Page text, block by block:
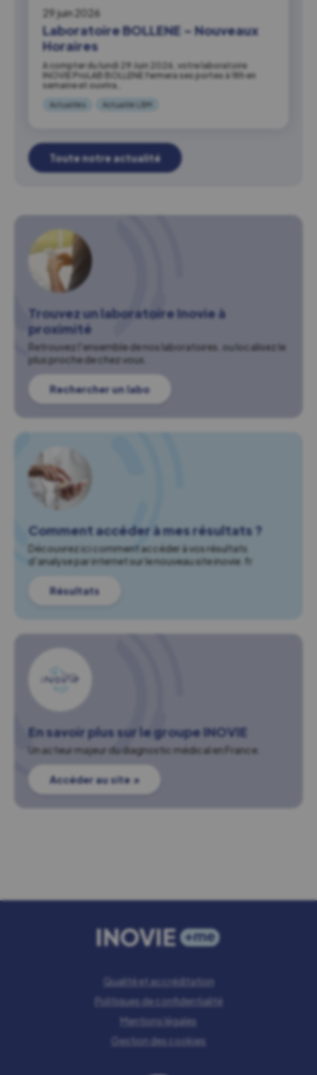
29 juin 2026
Laboratoire BOLLENE – Nouveaux
Horaires
A compter du lundi 29 Juin 2026, votre laboratoire
INOVIE ProLAB BOLLENE fermera ses portes à 18h en
semaine et ouvrira…
Actualités Actualité LBM
Toute notre actualité
Trouvez un laboratoire Inovie à
proximité
Retrouvez l'ensemble de nos laboratoires, ou localisez le
plus proche de chez vous.
Rechercher un labo
Comment accéder à mes résultats ?
Découvrez ici comment accéder à vos résultats
d'analyse par internet sur le nouveau site inovie.fr
Résultats
En savoir plus sur le groupe INOVIE
Un acteur majeur du diagnostic médical en France.
Accéder au site ↗
Qualité et accréditation
Politiques de confidentialité
Mentions légales
Gestion des cookies